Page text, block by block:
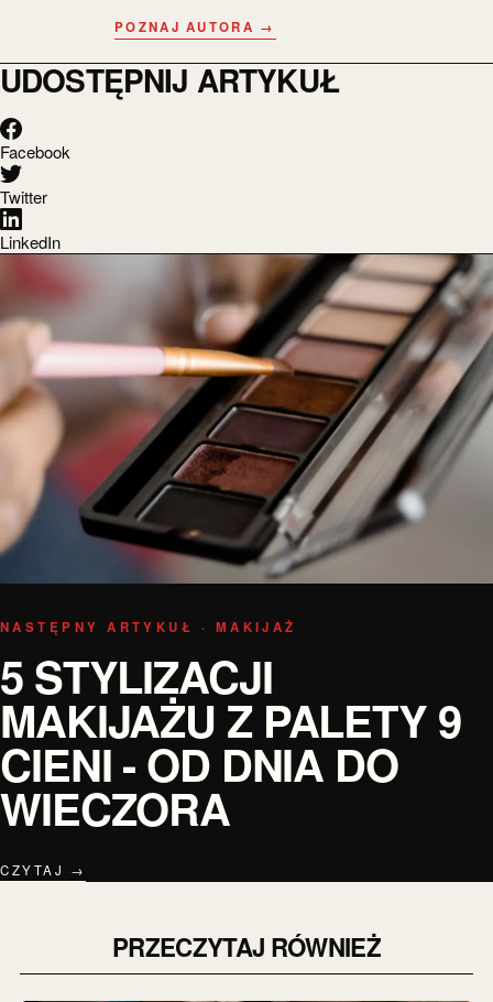
POZNAJ AUTORA →
UDOSTĘPNIJ ARTYKUŁ
Facebook
Twitter
LinkedIn
NASTĘPNY ARTYKUŁ · MAKIJAŻ
5 STYLIZACJI
MAKIJAŻU Z PALETY 9
CIENI - OD DNIA DO
WIECZORA
CZYTAJ →
PRZECZYTAJ RÓWNIEŻ